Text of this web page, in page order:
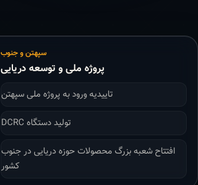
سپهتن و جنوب
پروژه ملی و توسعه دریایی
تاییدیه ورود به پروژه ملی سپهتن
تولید دستگاه DCRC
افتتاح شعبه بزرگ محصولات حوزه دریایی در جنوب
کشور